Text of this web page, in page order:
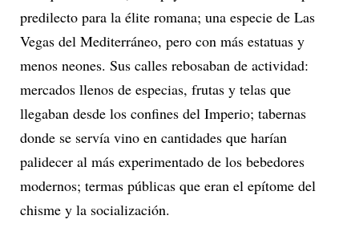
predilecto para la élite romana; una especie de Las
Vegas del Mediterráneo, pero con más estatuas y
menos neones. Sus calles rebosaban de actividad:
mercados llenos de especias, frutas y telas que
llegaban desde los confines del Imperio; tabernas
donde se servía vino en cantidades que harían
palidecer al más experimentado de los bebedores
modernos; termas públicas que eran el epítome del
chisme y la socialización.